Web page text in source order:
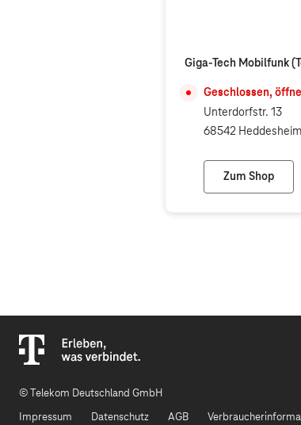
Giga-Tech Mobilfunk
Geschlossen,
Unterdorfstr. 13
68542 Heddesheim
Zum Shop
Giga-
© Telekom Deutschland GmbH
Impressum
Datenschutz AGB